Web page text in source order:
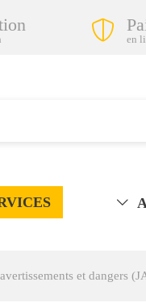
en
et dangers